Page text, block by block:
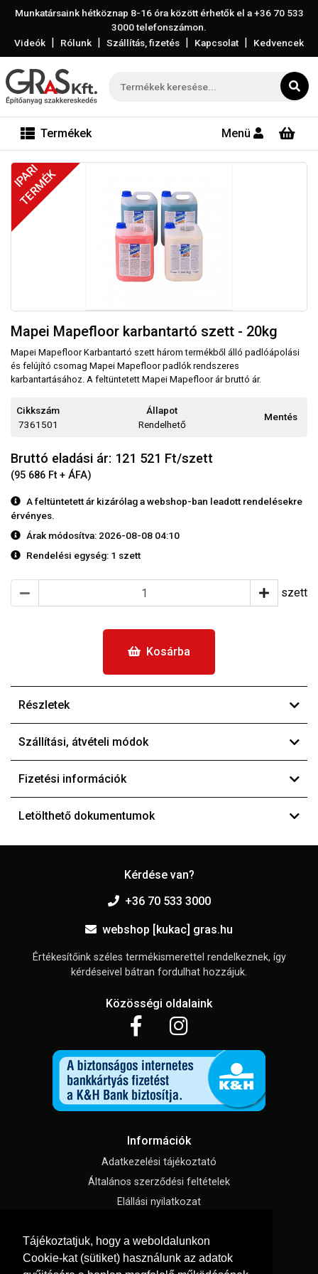
Tájékoztatjuk, hogy a weboldalunkon
Cookie-kat (sütiket) használunk az adatok
Munkatársaink hétköznap 8-16 óra között érhetők el a+36 70 533
3000telefonszámon.
Videók | Rólunk | Szállítás, fizetés | Kapcsolat | Kedvencek
Termékek Menü
IPARI
TERMÉK
Mapei Mapefloor karbantartó szett - 20kg
Mapei Mapefloor Karbantartó szett három termékből álló padlóápolási
és felújító csomag Mapei Mapefloor padlók rendszeres
karbantartásához. A feltüntetett Mapei Mapefloor ár bruttó ár.
Cikkszám
7361501
Állapot
Rendelhető
Mentés
Bruttó eladási ár: 121 521 Ft/szett
(95 686 Ft + ÁFA)
A feltüntetett ár kizárólag a webshop-ban leadott rendelésekre
érvényes.
Árak módosítva: 2026-08-08 04:10
Rendelési egység: 1 szett
szett
Kosárba
Részletek
Szállítási, átvételi módok
Fizetési információk
Letölthető dokumentumok
Kérdése van?
+36 70 533 3000
webshop [kukac] gras.hu
Értékesítőink széles termékismerettel rendelkeznek, így
kérdéseivel bátran fordulhat hozzájuk.
Közösségi oldalaink
Információk
Adatkezelési tájékoztató
Általános szerződési feltételek
Elállási nyilatkozat
Süti beállítások